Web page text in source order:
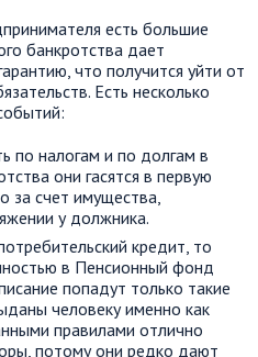
есть большие
банкротства дает
что получится уйти от
Есть несколько
по налогам и по долгам в
они гасятся в первую
за счет имущества,
у должника.
кредит, то
в Пенсионный фонд
попадут только такие
человеку именно как
правилами отлично
потому они редко дают